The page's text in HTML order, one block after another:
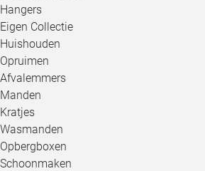
Hangers
Eigen Collectie
Huishouden
Opruimen
Afvalemmers
Manden
Kratjes
Wasmanden
Opbergboxen
Schoonmaken